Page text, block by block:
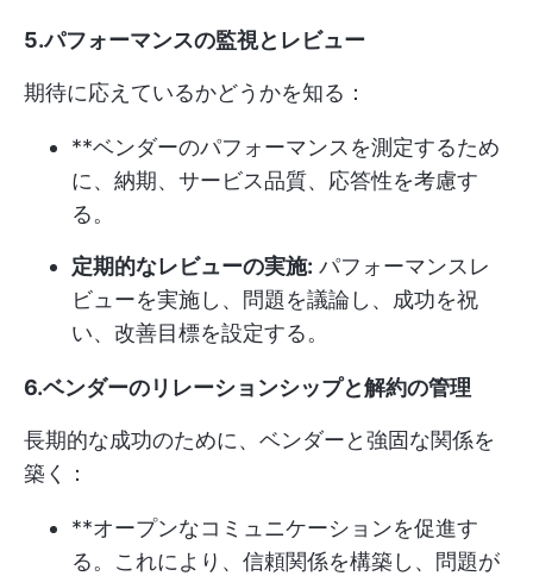
5.パフォーマンスの監視とレビュー
期待に応えているかどうかを知る：
**ベンダーのパフォーマンスを測定するため
に、納期、サービス品質、応答性を考慮す
る。
定期的なレビューの実施: パフォーマンスレ
ビューを実施し、問題を議論し、成功を祝
い、改善目標を設定する。
6.ベンダーのリレーションシップと解約の管理
長期的な成功のために、ベンダーと強固な関係を
築く：
**オープンなコミュニケーションを促進す
る。これにより、信頼関係を構築し、問題が